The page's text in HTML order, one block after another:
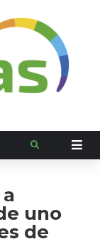
uno
de